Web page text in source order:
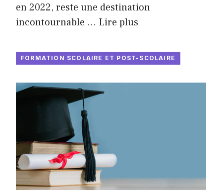
en 2022, reste une destination
incontournable … Lire plus
FORMATION SCOLAIRE ET POST-SCOLAIRE